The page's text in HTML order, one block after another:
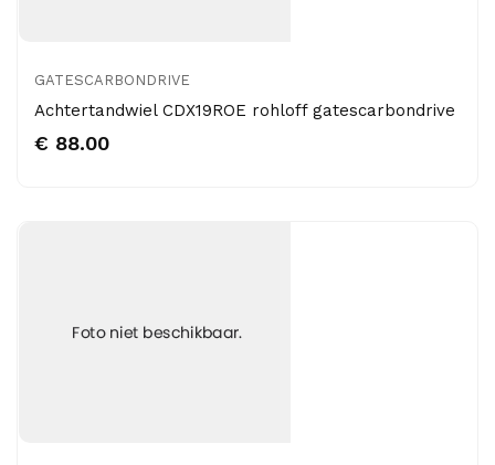
GATESCARBONDRIVE
Achtertandwiel CDX19ROE rohloff gatescarbondrive
€ 88.00